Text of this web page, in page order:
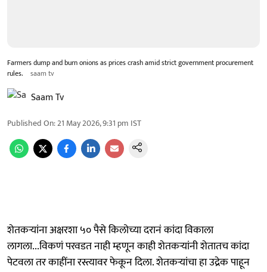
Farmers dump and burn onions as prices crash amid strict government procurement
rules.
saam tv
Saam Tv
Published On:21 May 2026, 9:31 pm IST
शेतकऱ्यांना अक्षरशा ५० पैसे किलोच्या दरानं कांदा विकाला
लागला...विकणं परवडत नाही म्हणून काही शेतकऱ्यांनी शेतातच कांदा
पेटवला तर काहींना रस्त्यावर फेकून दिला. शेतकऱ्यांचा हा उद्रेक पाहून